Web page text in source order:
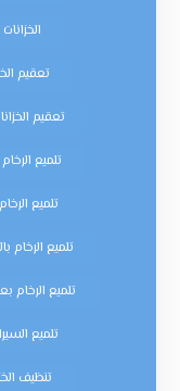
تعقيم
تعقيم
تلميع
تلميع
تلميع الرخام
تلميع الرخام
تلميع
تنظيف